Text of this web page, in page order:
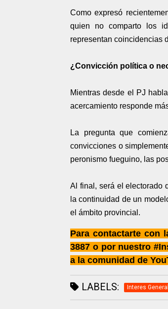
Como expresó
quien no comparto los
representan coincidencias
¿Convicción política o
Mientras desde el PJ
acercamiento responde
La pregunta que
convicciones o
peronismo fueguino, las
Al final, será el electorado
la continuidad de un
el ámbito provincial.
Para contactarte con
3887 o por nuestro
a la comunidad de
LABELS: Interes General